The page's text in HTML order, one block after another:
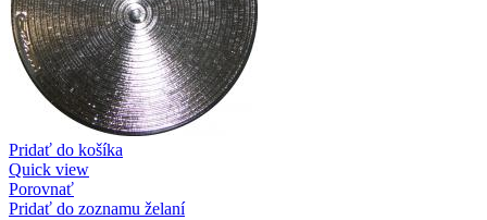
Pridať do košíka
Quick view
Porovnať
Pridať do zoznamu želaní